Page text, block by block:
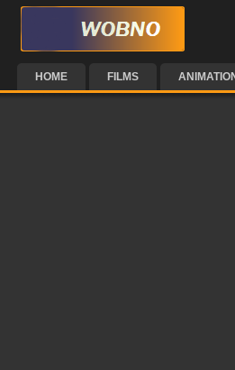
HOME FILMS